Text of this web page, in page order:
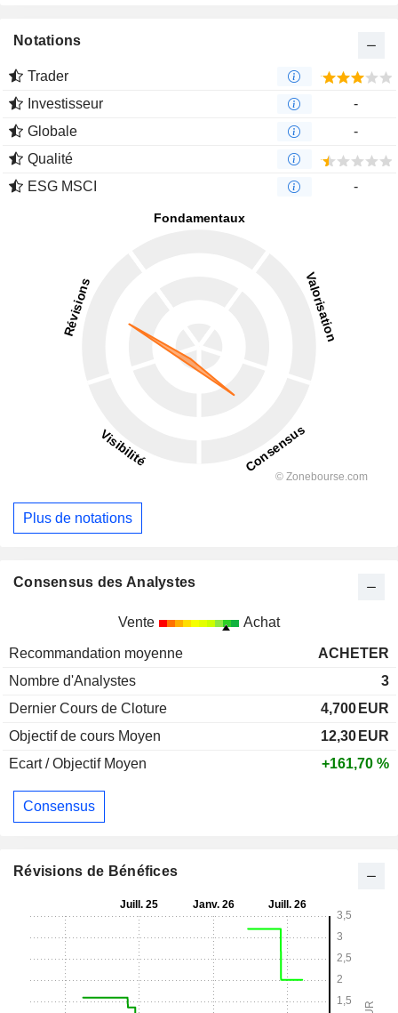
Notations
Trader
Investisseur
-
Globale
-
Qualité
ESG MSCI
-
Plus de notations
Consensus des Analystes
Vente Achat
Recommandation moyenne
ACHETER
Nombre d'Analystes
3
Dernier Cours de Cloture
4,700 EUR
Objectif de cours Moyen
12,30 EUR
Ecart / Objectif Moyen
+161,70 %
Consensus
Révisions de Bénéfices